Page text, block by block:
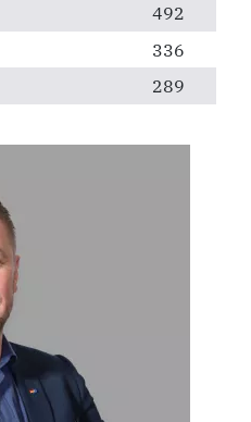
492
336
289